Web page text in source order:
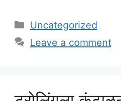
Categories
Uncategorized
Leave a comment